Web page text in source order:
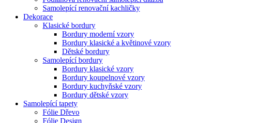
Samolepící renovační kachličky
Dekorace
Klasické bordury
Bordury moderní vzory
Bordury klasické a květinové vzory
Dětské bordury
Samolepící bordury
Bordury klasické vzory
Bordury koupelnové vzory
Bordury kuchyňské vzory
Bordury dětské vzory
Samolepící tapety
Fólie Dřevo
Fólie Design